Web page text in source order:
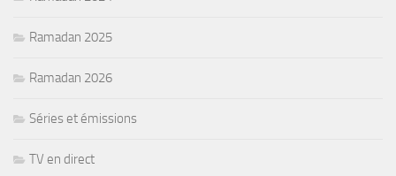
Ramadan 2025
Ramadan 2026
Séries et émissions
TV en direct